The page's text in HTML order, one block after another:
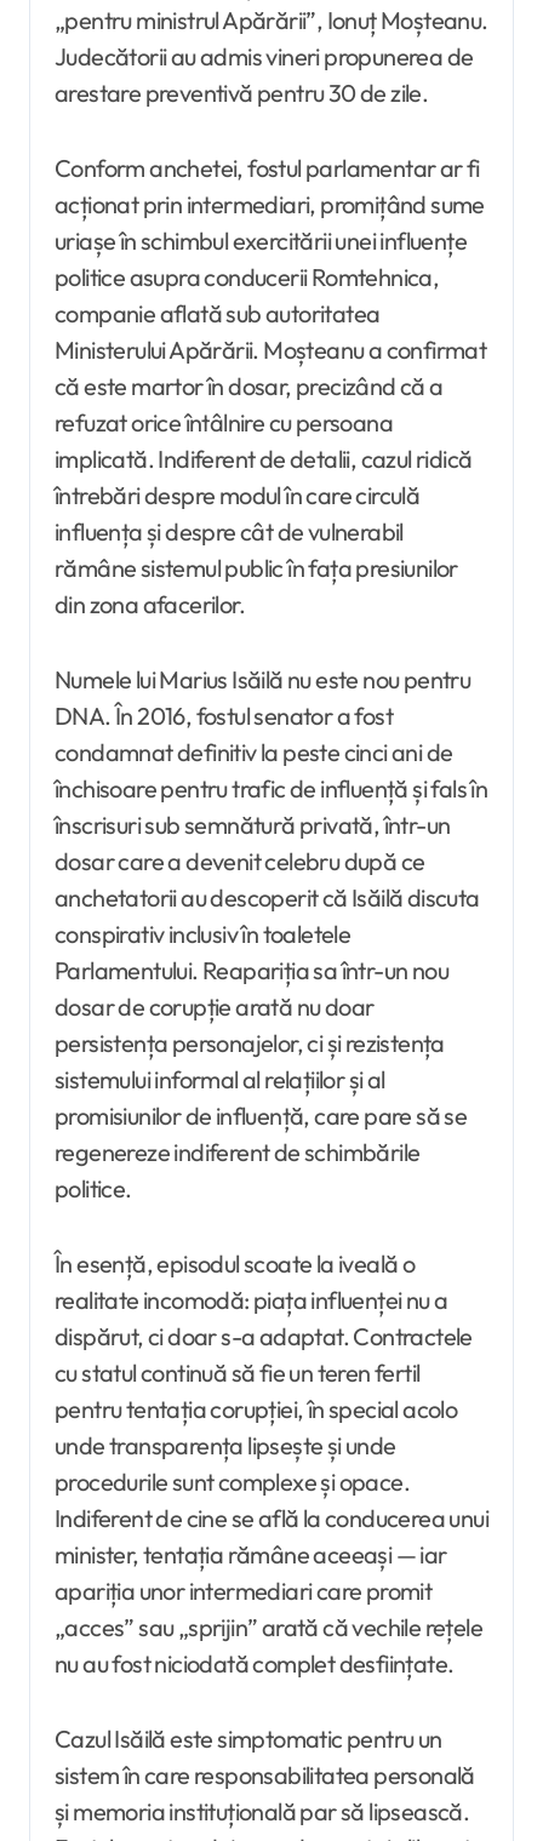
„pentru ministrul Apărării”, Ionuț Moșteanu.
Judecătorii au admis vineri propunerea de
arestare preventivă pentru 30 de zile.
Conform anchetei, fostul parlamentar ar fi
acționat prin intermediari, promițând sume
uriașe în schimbul exercitării unei influențe
politice asupra conducerii Romtehnica,
companie aflată sub autoritatea
Ministerului Apărării. Moșteanu a confirmat
că este martor în dosar, precizând că a
refuzat orice întâlnire cu persoana
implicată. Indiferent de detalii, cazul ridică
întrebări despre modul în care circulă
influența și despre cât de vulnerabil
rămâne sistemul public în fața presiunilor
din zona afacerilor.
Numele lui Marius Isăilă nu este nou pentru
DNA. În 2016, fostul senator a fost
condamnat definitiv la peste cinci ani de
închisoare pentru trafic de influență și fals în
înscrisuri sub semnătură privată, într-un
dosar care a devenit celebru după ce
anchetatorii au descoperit că Isăilă discuta
conspirativ inclusiv în toaletele
Parlamentului. Reapariția sa într-un nou
dosar de corupție arată nu doar
persistența personajelor, ci și rezistența
sistemului informal al relațiilor și al
promisiunilor de influență, care pare să se
regenereze indiferent de schimbările
politice.
În esență, episodul scoate la iveală o
realitate incomodă: piața influenței nu a
dispărut, ci doar s-a adaptat. Contractele
cu statul continuă să fie un teren fertil
pentru tentația corupției, în special acolo
unde transparența lipsește și unde
procedurile sunt complexe și opace.
Indiferent de cine se află la conducerea unui
minister, tentația rămâne aceeași — iar
apariția unor intermediari care promit
„acces” sau „sprijin” arată că vechile rețele
nu au fost niciodată complet desființate.
Cazul Isăilă este simptomatic pentru un
sistem în care responsabilitatea personală
și memoria instituțională par să lipsească.